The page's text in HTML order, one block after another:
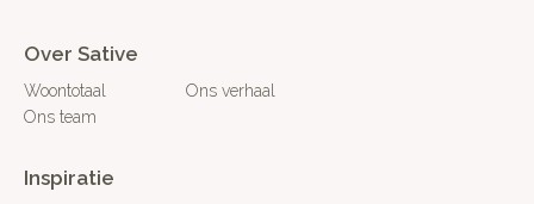
Over Sative
Woontotaal
Ons verhaal
Ons team
Inspiratie